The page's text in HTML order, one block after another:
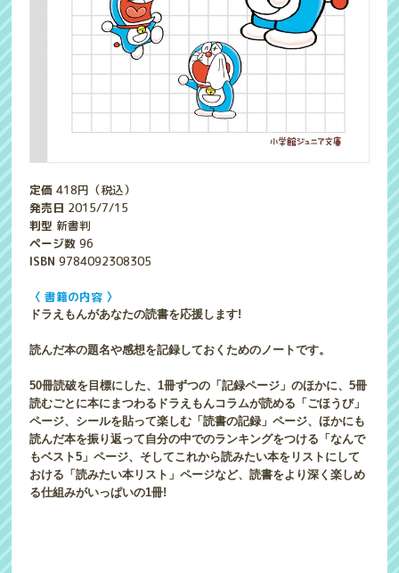
定価418円（税込）
発売日 2015/7/15
判型 新書判
ページ数96
ISBN9784092308305
〈 書籍の内容 〉
ドラえもんがあなたの読書を応援します!
読んだ本の題名や感想を記録しておくためのノートです。
50冊読破を目標にした、1冊ずつの「記録ページ」のほかに、5冊
読むごとに本にまつわるドラえもんコラムが読める「ごほうび」
ページ、シールを貼って楽しむ「読書の記録」ページ、ほかにも
読んだ本を振り返って自分の中でのランキングをつける「なんで
もベスト5」ページ、そしてこれから読みたい本をリストにして
おける「読みたい本リスト」ページなど、読書をより深く楽しめ
る仕組みがいっぱいの1冊!